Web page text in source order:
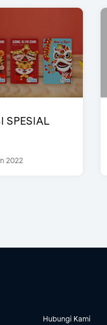
SPESIAL
2022
Hubungi Kami